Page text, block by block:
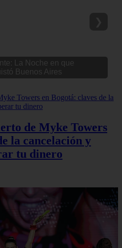
La Noche en que
Buenos Aires
de Myke Towers
la cancelación y
tu dinero